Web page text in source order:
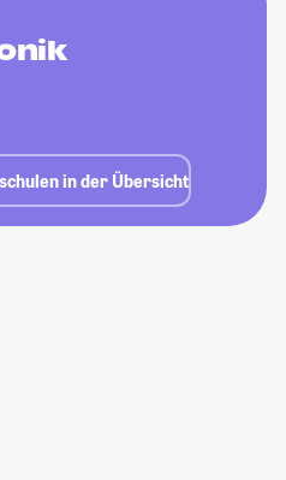
in der Übersicht